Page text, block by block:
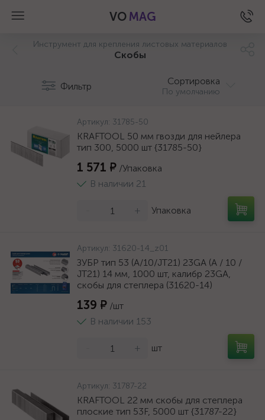
VO MAG
Инструмент для крепления листовых материалов
Скобы
Фильтр Сортировка
По умолчанию
Артикул: 31785-50
KRAFTOOL 50 мм гвозди для нейлера
тип 300, 5000 шт {31785-50}
1 571 ₽ /Упаковка
В наличии 21
+ Упаковка
Артикул: 31620-14_z01
ЗУБР тип 53 (A/10/JT21) 23GA (A / 10 /
JT21) 14 мм, 1000 шт, калибр 23GA,
скобы для степлера (31620-14)
139 ₽ /шт
В наличии 153
+ шт
Артикул: 31787-22
KRAFTOOL 22 мм скобы для степлера
плоские тип 53F, 5000 шт {31787-22}